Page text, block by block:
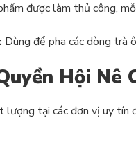
được làm thủ công,
Dùng để pha các dòng trà
Hội Nê
tại các đơn vị uy tín